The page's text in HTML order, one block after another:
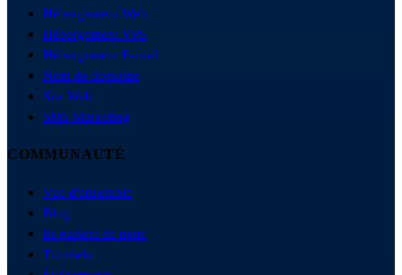
Hébergement Web
Hébergement VPS
Hébergement E-mail
Nom de domaine
Site Web
SMS Marketing
COMMUNAUTÉ
Vue d'ensemble
Blog
Ils parlent de nous
Tutoriels